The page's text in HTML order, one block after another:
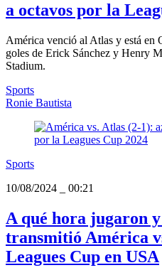
a octavos por la
América venció al Atlas y está en
goles de Erick Sánchez y Henry
Stadium.
Sports
Ronie Bautista
Sports
10/08/2024
00:21
A qué hora jugaron
transmitió América
Leagues Cup en USA